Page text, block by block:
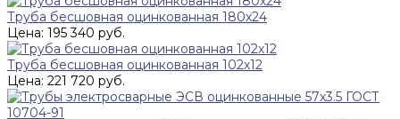
Труба бесшовная оцинкованная 180х24
Цена: 195 340 руб.
Труба бесшовная оцинкованная 102х12
Цена: 221 720 руб.